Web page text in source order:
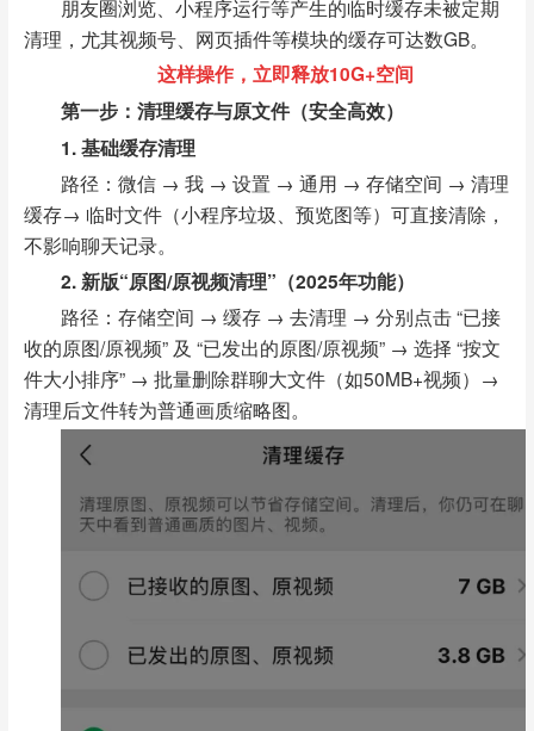
朋友圈浏览、小程序运行等产生的临时缓存未被定期
清理，尤其视频号、网页插件等模块的缓存可达数GB。
这样操作，立即释放10G+空间
第一步：清理缓存与原文件（安全高效）
1. 基础缓存清理
路径：微信 → 我 → 设置 → 通用 → 存储空间 → 清理
缓存→ 临时文件（小程序垃圾、预览图等）可直接清除，
不影响聊天记录。
2. 新版“原图/原视频清理”（2025年功能）
路径：存储空间 → 缓存 → 去清理 → 分别点击 “已接
收的原图/原视频” 及 “已发出的原图/原视频” → 选择 “按文
件大小排序” → 批量删除群聊大文件（如50MB+视频）→
清理后文件转为普通画质缩略图。